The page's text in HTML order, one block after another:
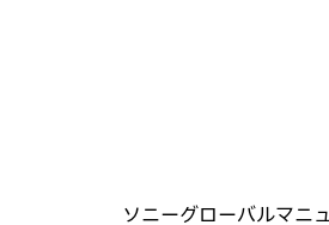
ソニーグローバルマニ